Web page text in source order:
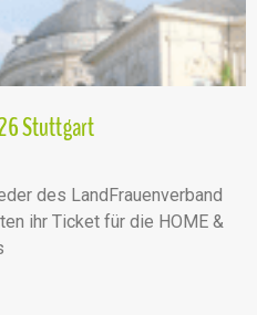
Stuttgart
des LandFrauenverband
ihr Ticket für die HOME &